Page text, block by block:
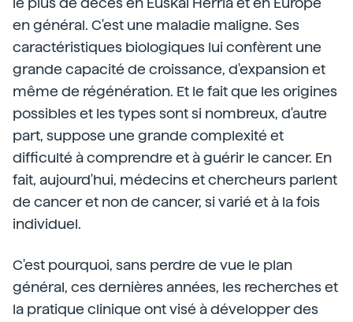
en général. C'est une maladie maligne. Ses
caractéristiques biologiques lui confèrent une
grande capacité de croissance, d'expansion et
même de régénération. Et le fait que les origines
possibles et les types sont si nombreux, d'autre
part, suppose une grande complexité et
difficulté à comprendre et à guérir le cancer. En
fait, aujourd'hui, médecins et chercheurs parlent
de cancer et non de cancer, si varié et à la fois
individuel.
C'est pourquoi, sans perdre de vue le plan
général, ces dernières années, les recherches et
la pratique clinique ont visé à développer des